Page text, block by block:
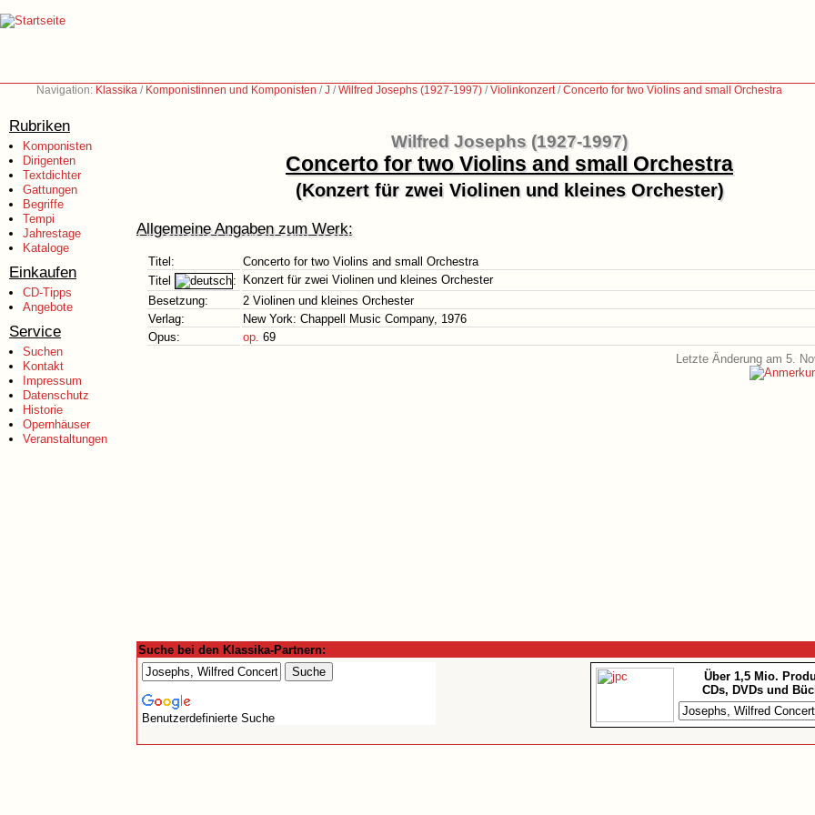
Navigation: Klassika / Komponistinnen und Komponisten /J /Wilfred Josephs (1927-1997) /Violinkonzert/Concerto for two Violins and small Orchestra
Rubriken
Komponisten
Dirigenten
Textdichter
Gattungen
Begriffe
Tempi
Jahrestage
Kataloge
Einkaufen
CD-Tipps
Angebote
Service
Suchen
Kontakt
Impressum
Datenschutz
Historie
Opernhäuser
Veranstaltungen
Wilfred Josephs (1927-1997)
Concerto for two Violins and small Orchestra
(Konzert für zwei Violinen und kleines Orchester)
Allgemeine Angaben zum Werk:
Titel:
Concerto for two Violins and small Orchestra
Titel
:
Konzert für zwei Violinen und kleines Orchester
Besetzung:
2 Violinen und kleines Orchester
Verlag:
New York: Chappell Music Company, 1976
Opus:
op. 69
Letzte Änderung am 5.
Suche bei den Klassika-Partnern:
Benutzerdefinierte Suche
Über 1,5 Mio.
CDs, DVDs und